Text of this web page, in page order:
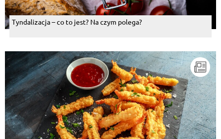
Tyndalizacja – co to jest? Na czym polega?